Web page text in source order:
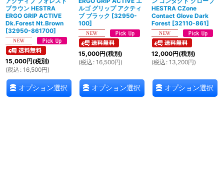
ブラウン HESTRA
ERGO GRIP ACTIVE
Dk.Forest Nt.Brown
[32950-861700]
15,000円(税別)
(税込 : 16,500円)
オプション選択
ルゴ グリップ アクティ
ブ ブラック [32950-
100]
15,000円(税別)
(税込 : 16,500円)
オプション選択
HESTRA CZone
Contact Glove Dark
Forest [32110-861]
12,000円(税別)
(税込 : 13,200円)
オプション選択